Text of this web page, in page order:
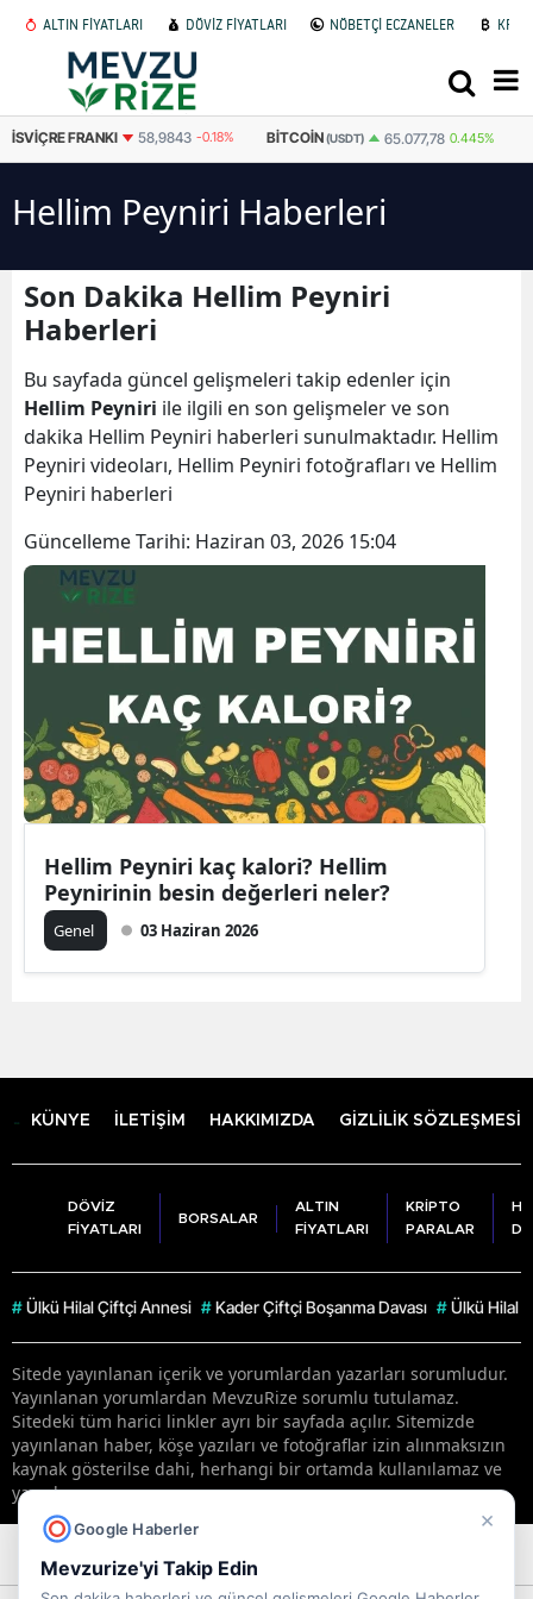
×
Google Haberler
Mevzurize'yi Takip Edin
ALTIN FİYATLARI DÖVİZ FİYATLARI NÖBETÇİ ECZANELER
İSVIÇRE FRANKI 58,9843 -0.18% BITCOIN(USDT) 65.077,78 0.445%
Hellim Peyniri Haberleri
Son Dakika Hellim Peyniri
Haberleri
Bu sayfada güncel gelişmeleri takip edenler için
Hellim Peyniri ile ilgili en son gelişmeler ve son
dakika Hellim Peyniri haberleri sunulmaktadır. Hellim
Peyniri videoları, Hellim Peyniri fotoğrafları ve Hellim
Peyniri haberleri
Güncelleme Tarihi: Haziran 03, 2026 15:04
Hellim Peyniri kaç kalori? Hellim
Peynirinin besin değerleri neler?
Genel 03 Haziran 2026
KÜNYE İLETİŞİM HAKKIMIZDA GİZLİLİK SÖZLEŞMESİ
DÖVİZ
FİYATLARI
BORSALAR
ALTIN
FİYATLARI
KRİPTO
PARALAR
# Ülkü Hilal Çiftçi Annesi # Kader Çiftçi Boşanma Davası # Ülkü Hilal
Sitede yayınlanan içerik ve yorumlardan yazarları sorumludur.
Yayınlanan yorumlardan MevzuRize sorumlu tutulamaz.
Sitedeki tüm harici linkler ayrı bir sayfada açılır. Sitemizde
yayınlanan haber, köşe yazıları ve fotoğraflar izin alınmaksızın
kaynak gösterilse dahi, herhangi bir ortamda kullanılamaz ve
yayınlanamaz